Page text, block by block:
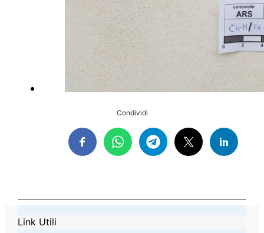
Condividi
Link Utili